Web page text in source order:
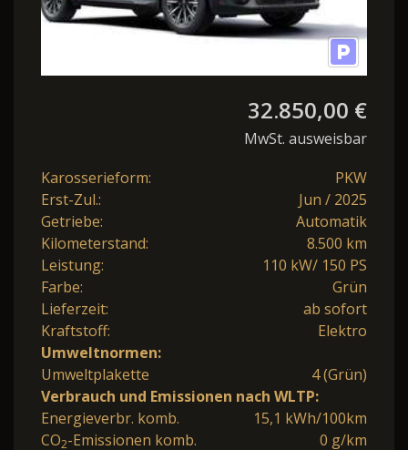
32.850,00 €
MwSt. ausweisbar
Karosserieform:
PKW
Erst-Zul.:
Jun / 2025
Getriebe:
Automatik
Kilometerstand:
8.500 km
Leistung:
110 kW/ 150 PS
Farbe:
Grün
Lieferzeit:
ab sofort
Kraftstoff:
Elektro
Umweltnormen:
Umweltplakette
4 (Grün)
Verbrauch und Emissionen nach WLTP:
Energieverbr. komb.
15,1 kWh/100km
CO2-Emissionen komb.
0 g/km